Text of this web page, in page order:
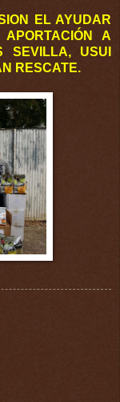
EL AYUDAR
A
SEVILLA, USUI
RESCATE.